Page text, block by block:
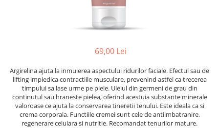
69,00 Lei
Argirelina ajuta la inmuierea aspectului ridurilor faciale. Efectul sau de
lifting impiedica contractiile musculare, prevenind astfel ca trecerea
timpului sa lase urme pe piele. Uleiul din germeni de grau din
continutul sau hraneste pielea, oferind acestuia substante minerale
valoroase ce ajuta la conservarea tineretii tenului. Este ideala ca si
crema corporala. Functiile cremei sunt cele de antiimbatranire,
regenerare celulara si nutritie. Recomandat tenurilor mature.